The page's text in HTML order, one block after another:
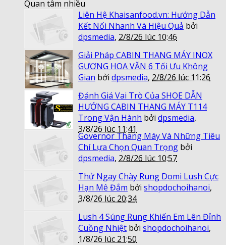
Quan tâm nhiều
Liên Hệ Khaisanfood.vn: Hướng Dẫn
Kết Nối Nhanh Và Hiệu Quả bởi
dpsmedia, 2/8/26 lúc 10:46
Giải Pháp CABIN THANG MÁY INOX
GƯƠNG HOA VĂN 6 Tối Ưu Không
Gian bởi dpsmedia, 2/8/26 lúc 11:26
Đánh Giá Vai Trò Của SHOE DẪN
HƯỚNG CABIN THANG MÁY T114
Trong Vận Hành bởi dpsmedia,
3/8/26 lúc 11:41
Governor Thang Máy Và Những Tiêu
Chí Lựa Chọn Quan Trọng bởi
dpsmedia, 2/8/26 lúc 10:57
Thử Ngay Chày Rung Domi Lush Cực
Hạn Mê Đắm bởi shopdochoihanoi,
3/8/26 lúc 20:34
Lush 4 Súng Rung Khiến Em Lên Đỉnh
Cuồng Nhiệt bởi shopdochoihanoi,
1/8/26 lúc 21:50